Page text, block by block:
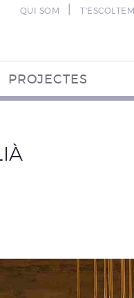
QUI SOM T'ESCOLTEM
PROJECTES